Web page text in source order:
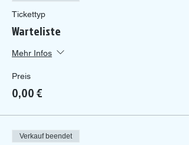
Tickettyp
Warteliste
Mehr Infos
Preis
0,00 €
Verkauf beendet